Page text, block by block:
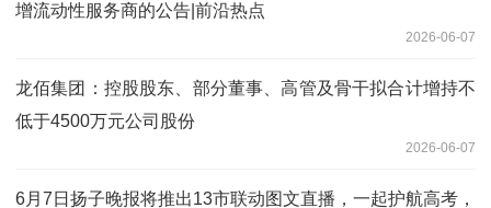
增流动性服务商的公告|前沿热点
2026-06-07
龙佰集团：控股股东、部分董事、高管及骨干拟合计增持不
低于4500万元公司股份
2026-06-07
6月7日扬子晚报将推出13市联动图文直播，一起护航高考，